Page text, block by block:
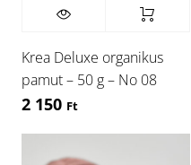
Krea Deluxe organikus
pamut – 50 g – No 08
2 150 Ft